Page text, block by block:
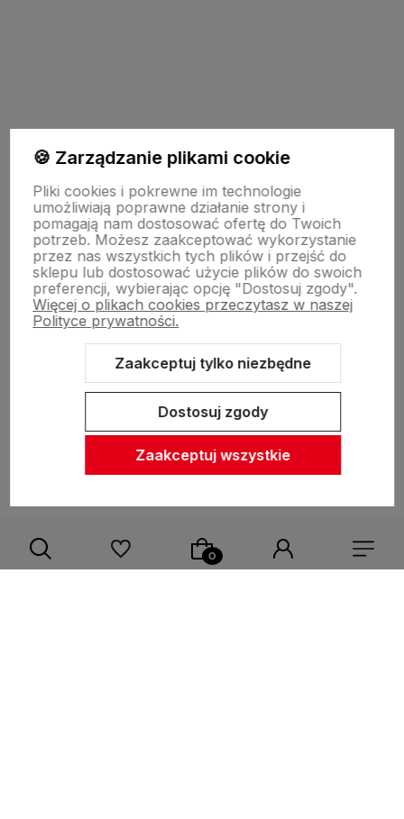
Zapisz się na nasz biuletyn – Wpisz adres e-mail
polityce prywatności
Zasady sprzedaży
Inne
🍪 Zarządzanie plikami cookie
Pliki cookies i pokrewne im technologie
umożliwiają poprawne działanie strony i
pomagają nam dostosować ofertę do Twoich
potrzeb. Możesz zaakceptować wykorzystanie
przez nas wszystkich tych plików i przejść do
sklepu lub dostosować użycie plików do swoich
preferencji, wybierając opcję "Dostosuj zgody".
Więcej o plikach cookies przeczytasz w naszej
Polityce prywatności.
Zaakceptuj tylko niezbędne
Dostosuj zgody
Zaakceptuj wszystkie